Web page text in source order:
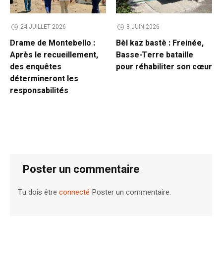
24 JUILLET 2026
Drame de Montebello :
Après le recueillement,
des enquêtes
détermineront les
responsabilités
3 JUIN 2026
Bèl kaz bastè : Freinée,
Basse-Terre bataille
pour réhabiliter son cœur
Poster un commentaire
Tu dois êtreconnecté Poster un commentaire.